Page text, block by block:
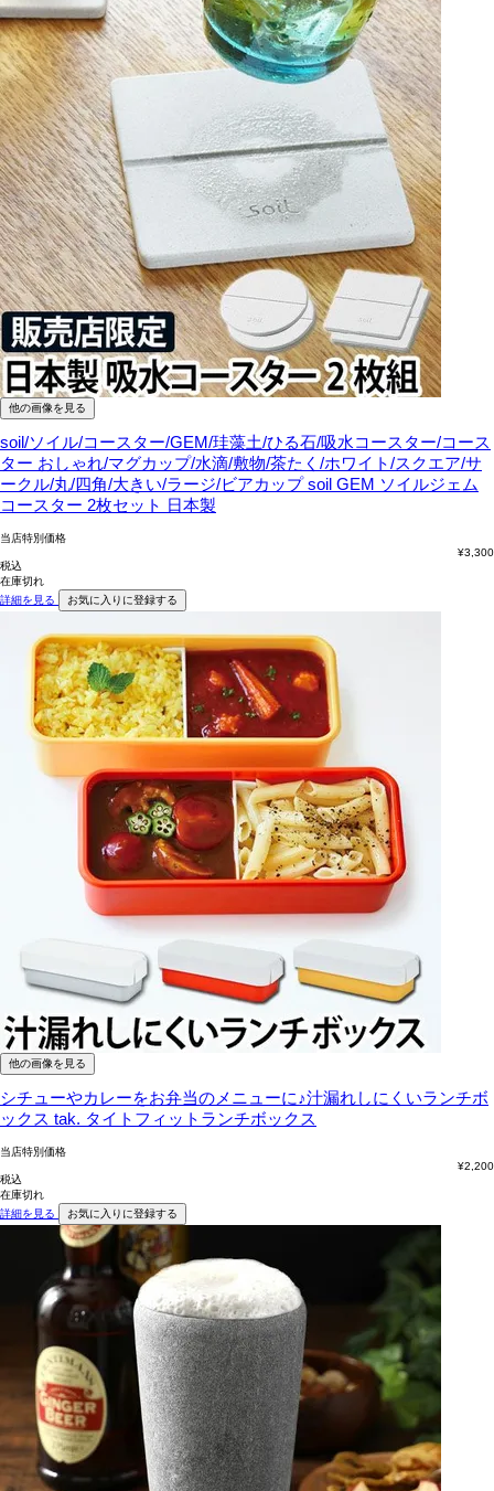
他の画像を見る
soil/ソイル/コースター/GEM/珪藻土/ひる石/吸水コースター/コース
ター おしゃれ/マグカップ/水滴/敷物/茶たく/ホワイト/スクエア/サ
ークル/丸/四角/大きい/ラージ/ビアカップ soil GEM ソイルジェム
コースター 2枚セット 日本製
当店特別価格
¥3,300
税込
在庫切れ
詳細を見る
お気に入りに登録する
他の画像を見る
シチューやカレーをお弁当のメニューに♪汁漏れしにくいランチボ
ックス tak. タイトフィットランチボックス
当店特別価格
¥2,200
税込
在庫切れ
詳細を見る
お気に入りに登録する